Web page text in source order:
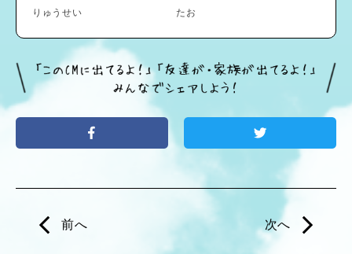
りゅうせい
たお
前へ 次へ